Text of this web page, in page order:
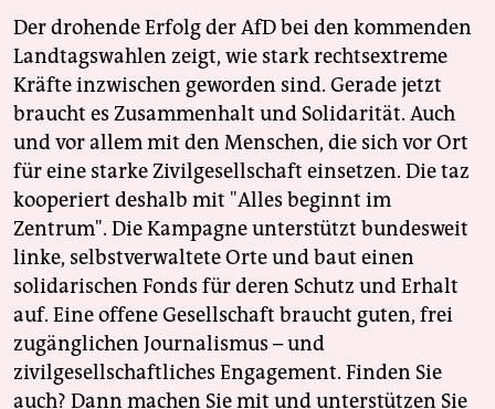
Der drohende Erfolg der AfD bei den kommenden
Landtagswahlen zeigt, wie stark rechtsextreme
Kräfte inzwischen geworden sind. Gerade jetzt
braucht es Zusammenhalt und Solidarität. Auch
und vor allem mit den Menschen, die sich vor Ort
für eine starke Zivilgesellschaft einsetzen. Die taz
kooperiert deshalb mit "Alles beginnt im
Zentrum". Die Kampagne unterstützt bundesweit
linke, selbstverwaltete Orte und baut einen
solidarischen Fonds für deren Schutz und Erhalt
auf. Eine offene Gesellschaft braucht guten, frei
zugänglichen Journalismus – und
zivilgesellschaftliches Engagement. Finden Sie
auch? Dann machen Sie mit und unterstützen Sie